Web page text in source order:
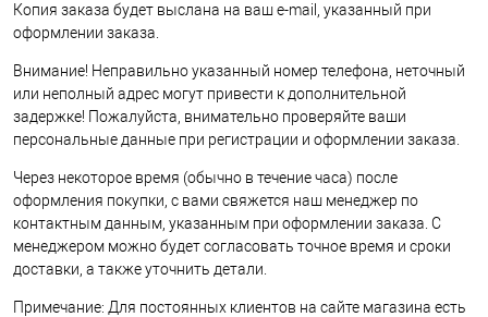
Копия заказа будет выслана на ваш e-mail, указанный при
оформлении заказа.
Внимание! Неправильно указанный номер телефона, неточный
или неполный адрес могут привести к дополнительной
задержке! Пожалуйста, внимательно проверяйте ваши
персональные данные при регистрации и оформлении заказа.
Через некоторое время (обычно в течение часа) после
оформления покупки, с вами свяжется наш менеджер по
контактным данным, указанным при оформлении заказа. С
менеджером можно будет согласовать точное время и сроки
доставки, а также уточнить детали.
Примечание: Для постоянных клиентов на сайте магазина есть